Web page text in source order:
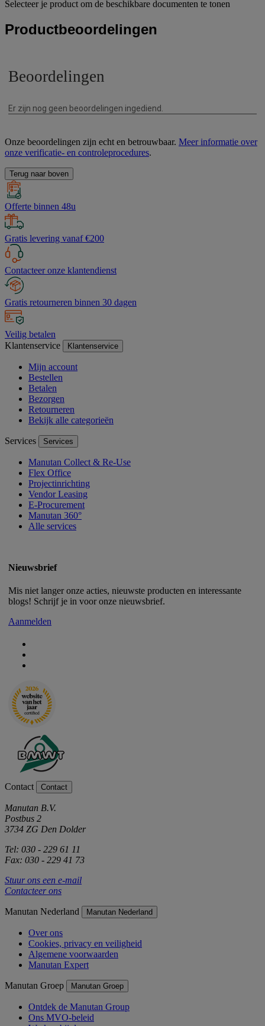
Selecteer je product om de beschikbare documenten te tonen
Productbeoordelingen
Onze beoordelingen zijn echt en betrouwbaar. Meer informatie over
onze verificatie- en controleprocedures.
Terug naar boven
Offerte binnen 48u
Gratis levering vanaf €200
Contacteer onze klantendienst
Gratis retourneren binnen 30 dagen
Veilig betalen
Klantenservice
Klantenservice
Mijn account
Bestellen
Betalen
Bezorgen
Retourneren
Bekijk alle categorieën
Services Services
Manutan Collect & Re-Use
Flex Office
Projectinrichting
Vendor Leasing
E-Procurement
Manutan 360°
Alle services
Nieuwsbrief
Mis niet langer onze acties, nieuwste producten en interessante
blogs! Schrijf je in voor onze nieuwsbrief.
Aanmelden
Contact Contact
Manutan B.V.
Postbus 2
3734 ZG Den Dolder
Tel: 030 - 229 61 11
Fax: 030 - 229 41 73
Stuur ons een e-mail
Contacteer ons
Manutan Nederland Manutan Nederland
Over ons
Cookies, privacy en veiligheid
Algemene voorwaarden
Manutan Expert
Manutan Groep Manutan Groep
Ontdek de Manutan Group
Ons MVO-beleid